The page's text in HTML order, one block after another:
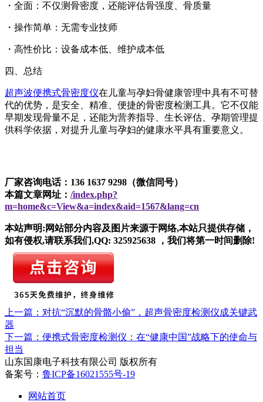
・全面：不仅测骨密度，还能评估骨强度、骨质量
・操作简单：无需专业技师
・高性价比：设备成本低、维护成本低
四、总结
超声波便携式骨密度仪在儿童与孕妇骨健康管理中具有不可替
代的优势，是安全、精准、便捷的骨密度检测工具。它不仅能
早期发现骨量不足，还能为营养指导、生长评估、孕期管理提
供科学依据，对提升儿童与孕妇的健康水平具有重要意义。
厂家咨询电话：136 1637 9298（微信同号）
本篇文章网址： /index.php?
m=home&c=View&a=index&aid=1567&lang=cn
本站声明:网站部分内容及图片来源于网络,本站只提供存储，
如有侵权,请联系我们,QQ: 325925638 ，我们将第一时间删除!
上一篇：对抗“沉默的骨骼小偷”，超声骨密度检测仪成关键武
器
下一篇：便携式骨密度检测仪：在“健康中国”战略下的使命与
担当
山东国康电子科技有限公司 版权所有
备案号： 鲁ICP备16021555号-19
网站首页